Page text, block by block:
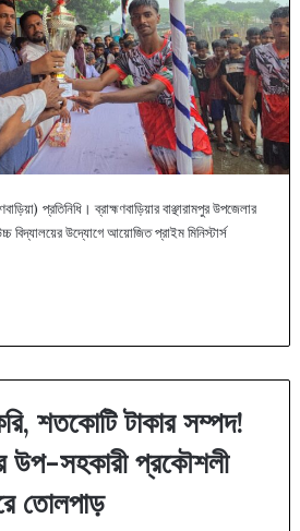
প্রতিনিধি। ব্রাহ্মণবাড়িয়ার বাঞ্ছারামপুর উপজেলার
বিদ্যালয়ের উদ্যোগে আয়োজিত প্রাইম মিনিস্টার্স
শতকোটি টাকার সম্পদ!
উপ-সহকারী প্রকৌশলী
তোলপাড়